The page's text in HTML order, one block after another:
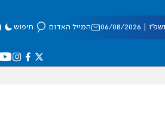
08/2026 המייל האדום חיפוש